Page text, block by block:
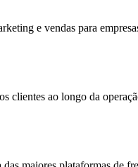
e vendas para
clientes ao longo da